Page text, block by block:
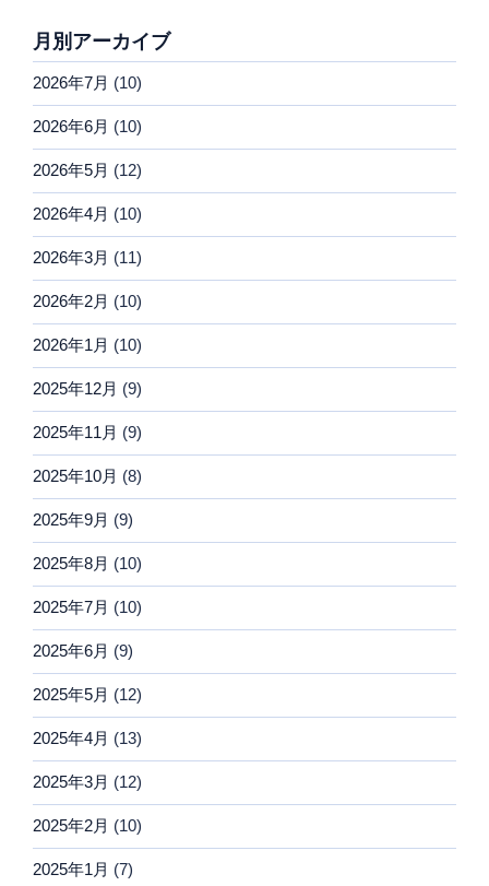
月別アーカイブ
2026年7月 (10)
2026年6月 (10)
2026年5月 (12)
2026年4月 (10)
2026年3月 (11)
2026年2月 (10)
2026年1月 (10)
2025年12月 (9)
2025年11月 (9)
2025年10月 (8)
2025年9月 (9)
2025年8月 (10)
2025年7月 (10)
2025年6月 (9)
2025年5月 (12)
2025年4月 (13)
2025年3月 (12)
2025年2月 (10)
2025年1月 (7)